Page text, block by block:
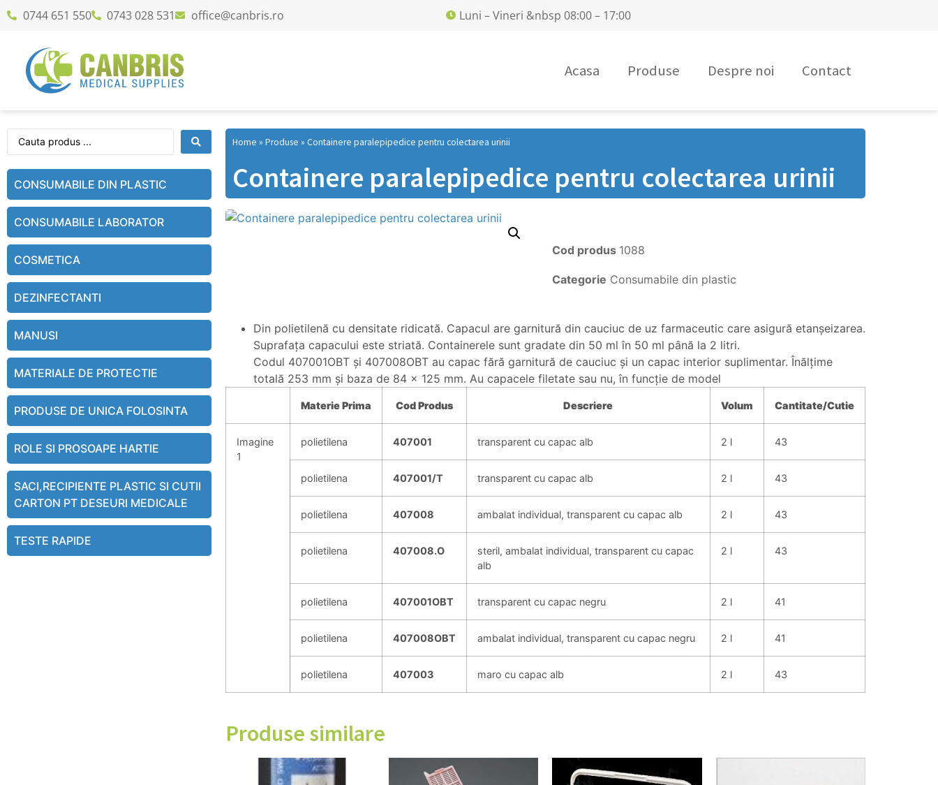
0744 651 550 0743 028 531 office@canbris.ro Luni – Vineri &nbsp 08:00 – 17:00
Acasa Produse Despre noi Contact
CONSUMABILE DIN PLASTIC
CONSUMABILE LABORATOR
COSMETICA
DEZINFECTANTI
MANUSI
MATERIALE DE PROTECTIE
PRODUSE DE UNICA FOLOSINTA
ROLE SI PROSOAPE HARTIE
SACI,RECIPIENTE PLASTIC SI CUTII
CARTON PT DESEURI MEDICALE
TESTE RAPIDE
Home » Produse » Containere paralepipedice pentru colectarea urinii
Containere paralepipedice pentru colectarea urinii
Cod produs 1088
Categorie Consumabile din plastic
Din polietilenă cu densitate ridicată. Capacul are garnitură din cauciuc de uz farmaceutic care asigură etanşeizarea.
Suprafaţa capacului este striată. Containerele sunt gradate din 50 ml în 50 ml până la 2 litri.
Codul 407001OBT şi 407008OBT au capac fără garnitură de cauciuc şi un capac interior suplimentar. Înălţime
totală 253 mm şi baza de 84 x 125 mm. Au capacele filetate sau nu, în funcţie de model
MateriePrima Cod Produs Descriere Volum Cantitate/Cutie
Imagine
1
polietilena 407001 transparent cu capac alb 2 l 43
polietilena 407001/T transparent cu capac alb 2 l 43
polietilena 407008 ambalat individual, transparent cu capac alb 2 l 43
polietilena 407008.O
steril, ambalat individual, transparent cu capac
alb
2 l 43
polietilena 407001OBT transparent cu capac negru 2 l 41
polietilena 407008OBT ambalat individual, transparent cu capac negru 2 l 41
polietilena 407003 maro cu capac alb 2 l 43
Produse similare